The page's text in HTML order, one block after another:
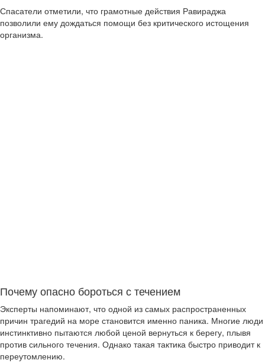
Спасатели отметили, что грамотные действия Равираджа
позволили ему дождаться помощи без критического истощения
организма.
Почему опасно бороться с течением
Эксперты напоминают, что одной из самых распространенных
причин трагедий на море становится именно паника. Многие люди
инстинктивно пытаются любой ценой вернуться к берегу, плывя
против сильного течения. Однако такая тактика быстро приводит к
переутомлению.